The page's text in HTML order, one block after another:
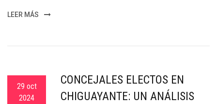
LEER MÁS
29 oct
2024
CONCEJALES ELECTOS EN
CHIGUAYANTE: UN ANÁLISIS